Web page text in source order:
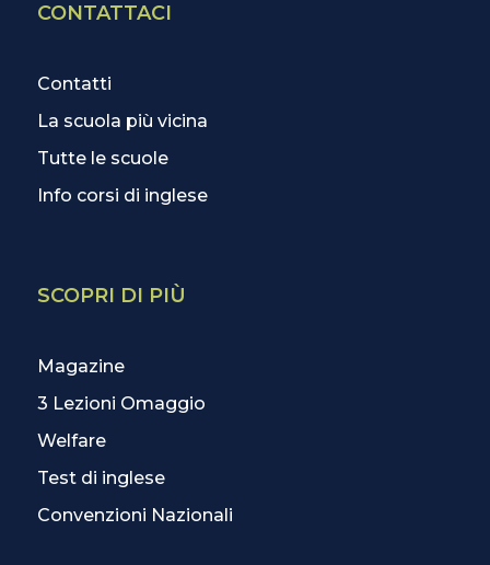
CONTATTACI
Contatti
La scuola più vicina
Tutte le scuole
Info corsi di inglese
SCOPRI DI PIÙ
Magazine
3 Lezioni Omaggio
Welfare
Test di inglese
Convenzioni Nazionali